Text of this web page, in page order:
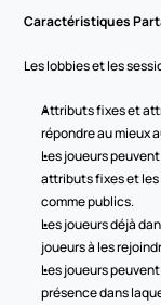
Caractéristiques
Les lobbies et les
Attributs fixes et
répondre au mieux
Les joueurs
attributs fixes et
comme publics.
Les joueurs déjà
joueurs à les
Les joueurs
présence dans